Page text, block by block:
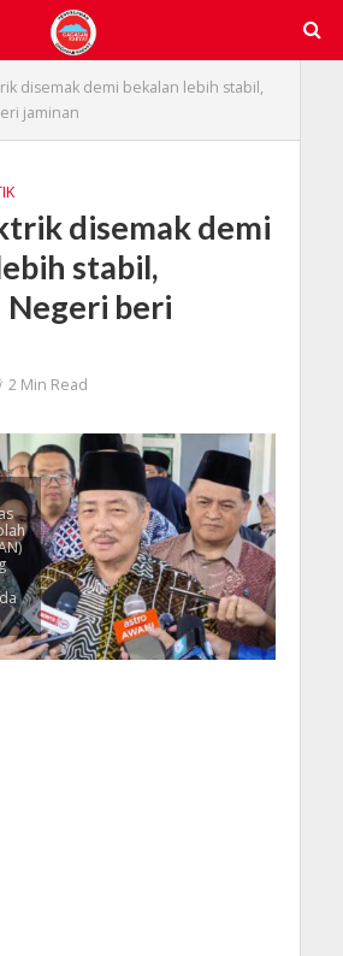
disemak demi bekalan lebih stabil,
jaminan
disemak demi
stabil,
Negeri beri
2 Min Read